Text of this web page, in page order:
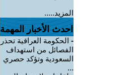
المزيد.....
احدث الأخبار المهمة
- الحكومة العراقية تحذر
الفصائل من استهداف
السعودية وتؤكد حصري
...